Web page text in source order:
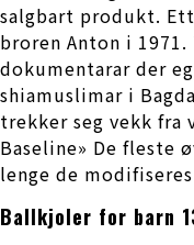
salgbart produkt.
broren Anton i
dokumentarar der
shiamuslimar i
trekker seg vekk fra
Baseline» De fleste
lenge de
Ballkjoler for barn